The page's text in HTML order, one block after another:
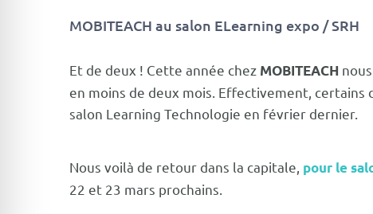
MOBITEACH au salon ELearning expo / SRH
Et de deux ! Cette année chez MOBITEACH
en moins de deux mois. Effectivement,
salon Learning Technologie en février dernier.
Nous voilà de retour dans la capitale, pour le
22 et 23 mars prochains.